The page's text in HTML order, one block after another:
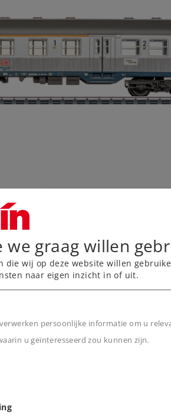
we graag willen
die wij op deze website willen
naar eigen inzicht in of uit.
persoonlijke informatie om u
u geïnteresseerd zou kunnen zijn.